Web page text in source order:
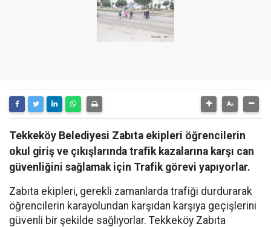
Tekkeköy Belediyesi Zabıta ekipleri öğrencilerin
okul giriş ve çıkışlarında trafik kazalarına karşı can
güvenliğini sağlamak için Trafik görevi yapıyorlar.
Zabıta ekipleri, gerekli zamanlarda trafiği durdurarak
öğrencilerin karayolundan karşıdan karşıya geçişlerini
güvenli bir şekilde sağlıyorlar. Tekkeköy Zabıta